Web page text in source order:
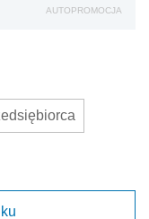
AUTOPROMOCJA